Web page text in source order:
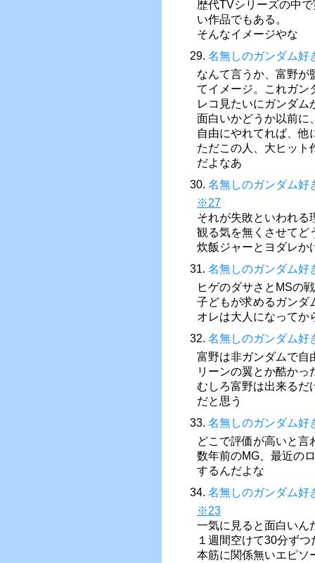
歴代TVシリーズの中
い作品でもある。
そんなイメージやな
29. 名無しのガンダム好
なんて言うか、富野が
てイメージ。これガン
レコ見たいにガンダム
面白いかどうか以前
自由にやれてれば、他
ただこの人、大ヒット
だよなあ
30. 名無しのガンダム好
※27
それが失敗といわれる
観る気を無くさせてど
炊飯ジャーとヨダレか
31. 名無しのガンダム好
ヒゲのダサさとMSの
子どもが求めるガンダ
オレは大人になってか
32. 名無しのガンダム好
富野は非ガンダムで自
リーンの翼とか酷かっ
むしろ富野は出来るだ
だと思う
33. 名無しのガンダム好
どこで評価が高いと言
数年前のMG、最近の
するんだよな
34. 名無しのガンダム好
※23
一気に見ると面白いん
１週間空けて30分ずつ
本筋に関係無いエピソ